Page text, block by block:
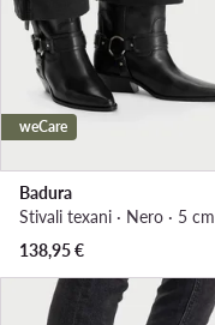
weCare
Badura
Stivali texani · Nero · 5 cm
138,95€